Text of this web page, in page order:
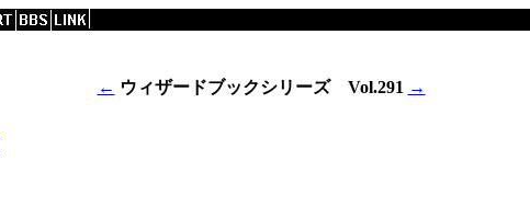
← ウィザードブックシリーズ Vol.291 →